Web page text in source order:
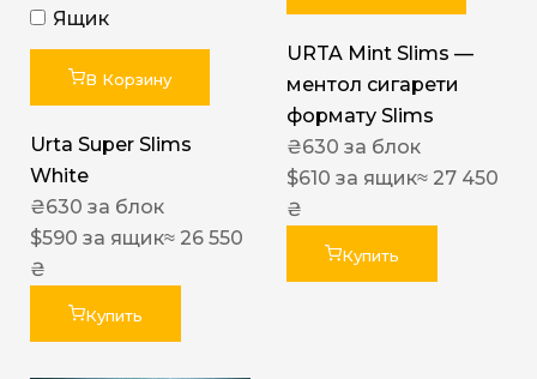
Ящик
В Корзину
Urta Super Slims
White
₴630 за блок
$590 за ящик≈ 26 550
₴
Купить
URTA Mint Slims —
ментол сигарети
формату Slims
₴630 за блок
$610 за ящик≈ 27 450
₴
Купить